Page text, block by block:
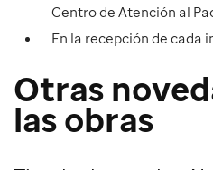
Centro de Atención al
En la recepción de cada
Otras
las obras